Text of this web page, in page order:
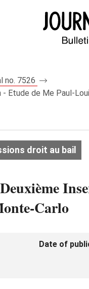
no. 7526
Etude de Me Paul-
droit au bail
Carlo
Date of